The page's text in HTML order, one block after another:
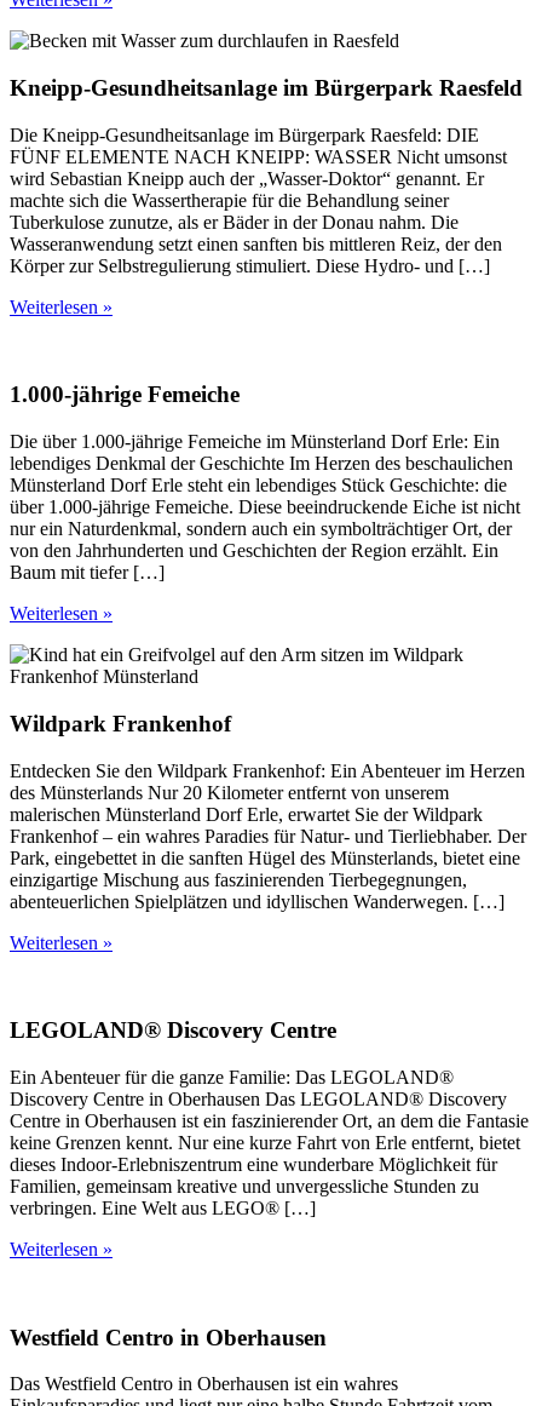
Kneipp-Gesundheitsanlage im Bürgerpark Raesfeld
Die Kneipp-Gesundheitsanlage im Bürgerpark Raesfeld: DIE
FÜNF ELEMENTE NACH KNEIPP: WASSER Nicht umsonst
wird Sebastian Kneipp auch der „Wasser-Doktor“ genannt. Er
machte sich die Wassertherapie für die Behandlung seiner
Tuberkulose zunutze, als er Bäder in der Donau nahm. Die
Wasseranwendung setzt einen sanften bis mittleren Reiz, der den
Körper zur Selbstregulierung stimuliert. Diese Hydro- und […]
Weiterlesen »
1.000-jährige Femeiche
Die über 1.000-jährige Femeiche im Münsterland Dorf Erle: Ein
lebendiges Denkmal der Geschichte Im Herzen des beschaulichen
Münsterland Dorf Erle steht ein lebendiges Stück Geschichte: die
über 1.000-jährige Femeiche. Diese beeindruckende Eiche ist nicht
nur ein Naturdenkmal, sondern auch ein symbolträchtiger Ort, der
von den Jahrhunderten und Geschichten der Region erzählt. Ein
Baum mit tiefer […]
Weiterlesen »
Wildpark Frankenhof
Entdecken Sie den Wildpark Frankenhof: Ein Abenteuer im Herzen
des Münsterlands Nur 20 Kilometer entfernt von unserem
malerischen Münsterland Dorf Erle, erwartet Sie der Wildpark
Frankenhof – ein wahres Paradies für Natur- und Tierliebhaber. Der
Park, eingebettet in die sanften Hügel des Münsterlands, bietet eine
einzigartige Mischung aus faszinierenden Tierbegegnungen,
abenteuerlichen Spielplätzen und idyllischen Wanderwegen. […]
Weiterlesen »
LEGOLAND® Discovery Centre
Ein Abenteuer für die ganze Familie: Das LEGOLAND®
Discovery Centre in Oberhausen Das LEGOLAND® Discovery
Centre in Oberhausen ist ein faszinierender Ort, an dem die Fantasie
keine Grenzen kennt. Nur eine kurze Fahrt von Erle entfernt, bietet
dieses Indoor-Erlebniszentrum eine wunderbare Möglichkeit für
Familien, gemeinsam kreative und unvergessliche Stunden zu
verbringen. Eine Welt aus LEGO® […]
Weiterlesen »
Westfield Centro in Oberhausen
Das Westfield Centro in Oberhausen ist ein wahres